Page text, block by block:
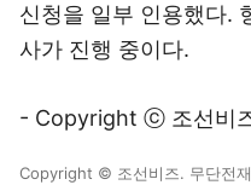
신청을 일부 인용했다.
사가 진행 중이다.
- Copyright ⓒ 조선비
Copyright © 조선비즈. 무단전